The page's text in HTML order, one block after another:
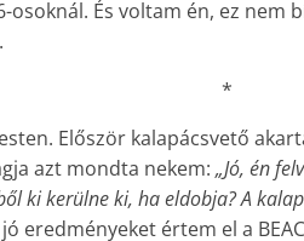
osoknál. És voltam én, ez nem
*
Először kalapácsvető
azt mondta nekem: „Jó, én
ki kerülne ki, ha eldobja? A
eredményeket értem el a